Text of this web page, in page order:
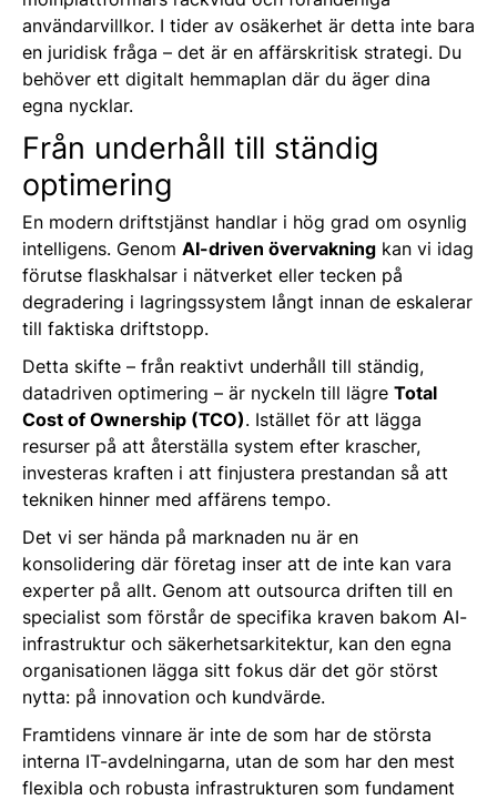
användarvillkor. I tider av osäkerhet är detta inte bara
en juridisk fråga – det är en affärskritisk strategi. Du
behöver ett digitalt hemmaplan där du äger dina
egna nycklar.
Från underhåll till ständig
optimering
En modern driftstjänst handlar i hög grad om osynlig
intelligens. Genom AI-driven övervakning kan vi idag
förutse flaskhalsar i nätverket eller tecken på
degradering i lagringssystem långt innan de eskalerar
till faktiska driftstopp.
Detta skifte – från reaktivt underhåll till ständig,
datadriven optimering – är nyckeln till lägre Total
Cost of Ownership (TCO). Istället för att lägga
resurser på att återställa system efter krascher,
investeras kraften i att finjustera prestandan så att
tekniken hinner med affärens tempo.
Det vi ser hända på marknaden nu är en
konsolidering där företag inser att de inte kan vara
experter på allt. Genom att outsourca driften till en
specialist som förstår de specifika kraven bakom AI-
infrastruktur och säkerhetsarkitektur, kan den egna
organisationen lägga sitt fokus där det gör störst
nytta: på innovation och kundvärde.
Framtidens vinnare är inte de som har de största
interna IT-avdelningarna, utan de som har den mest
flexibla och robusta infrastrukturen som fundament